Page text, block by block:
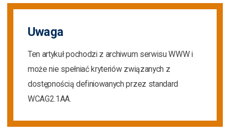
Uwaga
Ten artykuł pochodzi z archiwum serwisu WWW i
może nie spełniać kryteriów związanych z
dostępnością definiowanych przez standard
WCAG2.1AA.